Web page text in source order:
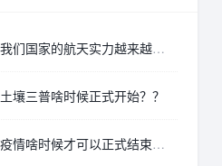
我们国家的航天实力越来越厉害了，支持。
土壤三普啥时候正式开始？？
疫情啥时候才可以正式结束啊。。。